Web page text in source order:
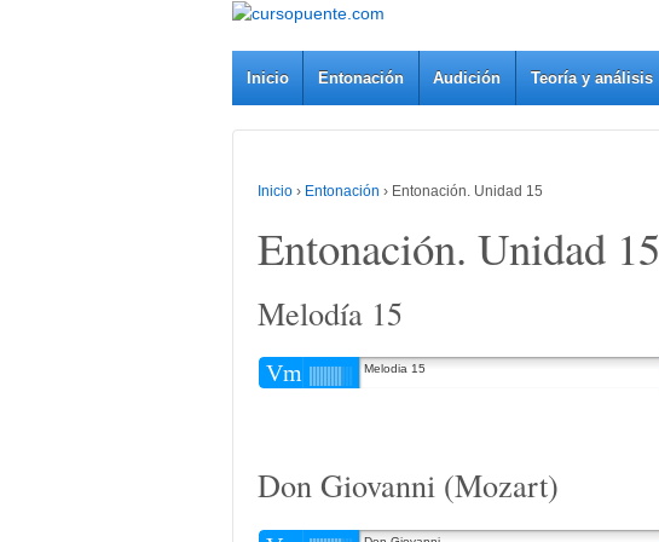
Inicio Entonación Audición Teoría y análisis
Inicio › Entonación › Entonación. Unidad 15
Entonación. Unidad 15
Melodía 15
Vm Melodia 15
Don Giovanni (Mozart)